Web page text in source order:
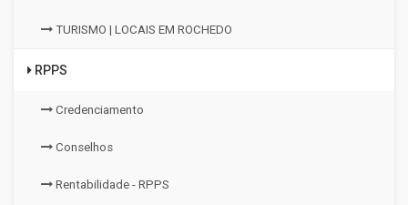
TURISMO | LOCAIS EM ROCHEDO
RPPS
Credenciamento
Conselhos
Rentabilidade - RPPS